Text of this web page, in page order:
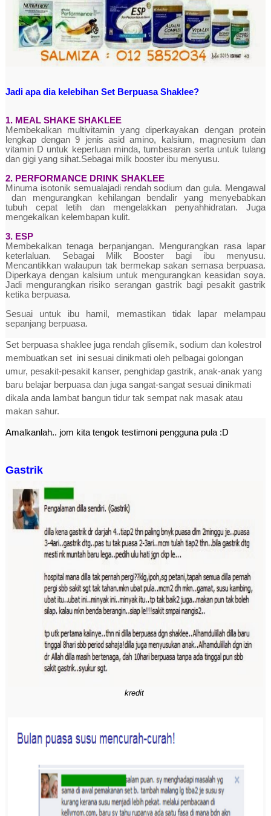
Jadi apa dia kelebihan Set Berpuasa Shaklee?
1. MEAL SHAKE SHAKLEE
Membekalkan multivitamin yang diperkayakan dengan protein
lengkap dengan 9 jenis asid amino, kalsium, magnesium dan
vitamin D untuk keperluan minda, tumbesaran serta untuk tulang
dan gigi yang sihat.Sebagai milk booster ibu menyusu.
2. PERFORMANCE DRINK SHAKLEE
Minuma isotonik semualajadi rendah sodium dan gula. Mengawal
dan mengurangkan kehilangan bendalir yang menyebabkan
tubuh cepat letih dan mengelakkan penyahhidratan. Juga
mengekalkan kelembapan kulit.
3. ESP
Membekalkan tenaga berpanjangan. Mengurangkan rasa lapar
keterlaluan. Sebagai Milk Booster bagi ibu menyusu.
Mencantikkan walaupun tak bermekap sakan semasa berpuasa.
Diperkaya dengan kalsium untuk mengurangkan keasidan soya.
Jadi mengurangkan risiko serangan gastrik bagi pesakit gastrik
ketika berpuasa.
Sesuai untuk ibu hamil, memastikan tidak lapar melampau
sepanjang berpuasa.
Set berpuasa shaklee juga rendah glisemik, sodium dan kolestrol
membuatkan set ini sesuai dinikmati oleh pelbagai golongan
umur, pesakit-pesakit kanser, penghidap gastrik, anak-anak yang
baru belajar berpuasa dan juga sangat-sangat sesuai dinikmati
dikala anda lambat bangun tidur tak sempat nak masak atau
makan sahur.
Amalkanlah.. jom kita tengok testimoni pengguna pula :D
Gastrik
kredit